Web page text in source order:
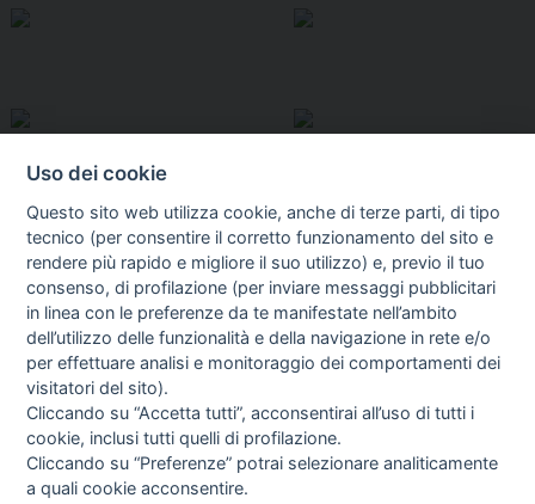
I libri Vedi tutti
Uso dei cookie
Questo sito web utilizza cookie, anche di terze parti, di tipo
tecnico (per consentire il corretto funzionamento del sito e
rendere più rapido e migliore il suo utilizzo) e, previo il tuo
consenso, di profilazione (per inviare messaggi pubblicitari
in linea con le preferenze da te manifestate nell’ambito
dell’utilizzo delle funzionalità e della navigazione in rete e/o
per effettuare analisi e monitoraggio dei comportamenti dei
visitatori del sito).
Cliccando su “Accetta tutti”, acconsentirai all’uso di tutti i
cookie, inclusi tutti quelli di profilazione.
Cliccando su “Preferenze” potrai selezionare analiticamente
a quali cookie acconsentire.